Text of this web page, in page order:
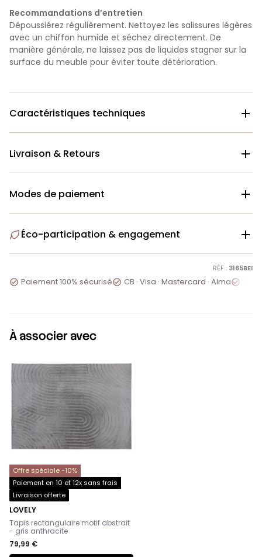
Recommandations d’entretien
Dépoussiérez régulièrement. Nettoyez les salissures légères
avec un chiffon humide et séchez directement. De
manière générale, ne laissez pas de liquides stagner sur la
surface du meuble pour éviter toute détérioration.
Caractéristiques techniques 
Livraison & Retours 
Modes de paiement 
Éco-participation & engagement 
RÉF : 3165BEI
 Paiement 100% sécurisé CB · Visa · Mastercard · Alma
À associer avec
Offre spéciale -10%
Paiement en 10 et 12x sans frais
Livraison offerte
LOVELY
-
Tapis rectangulaire motif abstrait
- gris anthracite
79,99 €